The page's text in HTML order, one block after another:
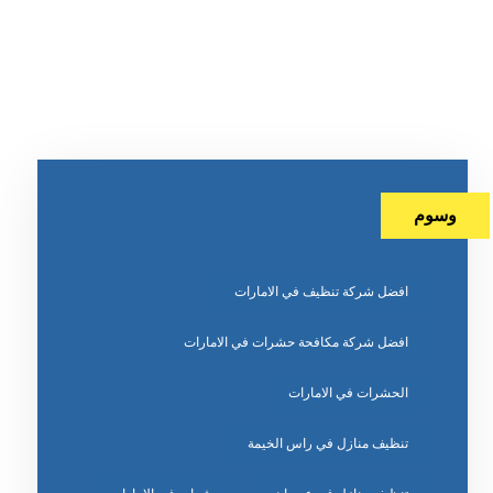
وسوم
افضل شركة تنظيف في الامارات
افضل شركة مكافحة حشرات في الامارات
الحشرات في الامارات
تنظيف منازل في راس الخيمة